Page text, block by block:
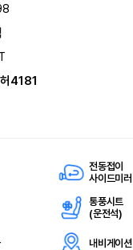
4181
전동접이
사이드미러
통풍시트
(운전석)
내비게이션